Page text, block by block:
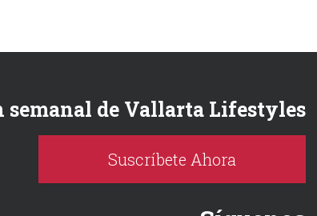
semanal de Vallarta Lifestyles
Suscríbete Ahora